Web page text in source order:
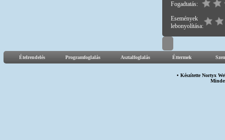
Fogadtatás:
Események
lebonyolítása:
Ételrendelés Programfoglalás Asztalfoglalás Éttermek
• KészítetteNortyx